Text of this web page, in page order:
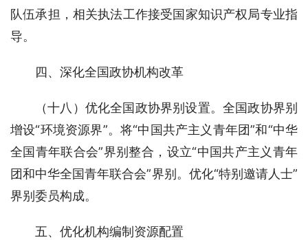
队伍承担，相关执法工作接受国家知识产权局专业指
导。
四、深化全国政协机构改革
（十八）优化全国政协界别设置。全国政协界别
增设“环境资源界”。将“中国共产主义青年团”和“中华
全国青年联合会”界别整合，设立“中国共产主义青年
团和中华全国青年联合会”界别。优化“特别邀请人士”
界别委员构成。
五、优化机构编制资源配置